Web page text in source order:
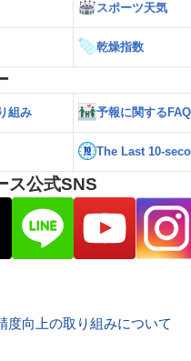
スポーツ天気
乾燥指数
組み 予報に関するFAQ
The Last 10-
ス公式SNS
度向上の取り組みについて